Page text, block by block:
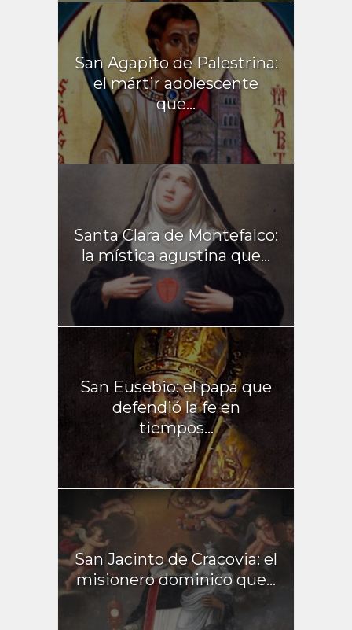
San Agapito de Palestrina:
el mártir adolescente
que...
Santa Clara de Montefalco:
la mística agustina que...
San Eusebio: el papa que
defendió la fe en
tiempos...
San Jacinto de Cracovia: el
misionero dominico que...